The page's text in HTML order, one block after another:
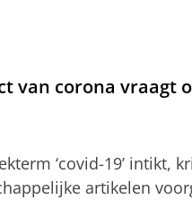
van corona vraagt
‘covid-19’ intikt,
artikelen